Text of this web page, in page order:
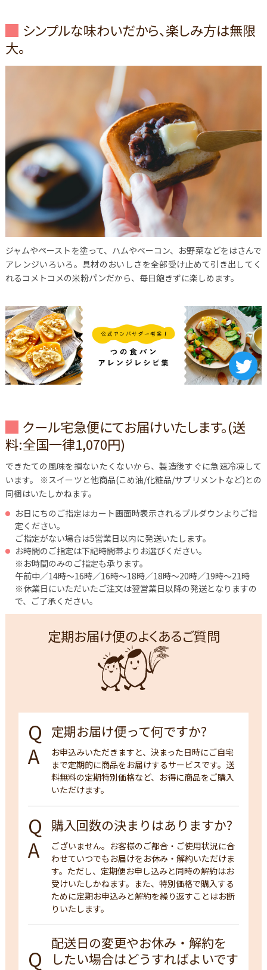
シンプルな味わいだから、楽しみ方は無限
大。
ジャムやペーストを塗って、ハムやベーコン、お野菜などをはさんで
アレンジいろいろ。具材のおいしさを全部受け止めて引き出してく
れるコメトコメの米粉パンだから、毎日飽きずに楽しめます。
クール宅急便にてお届けいたします。(送
料:全国一律1,070円)
できたての風味を損ないたくないから、製造後すぐに急速冷凍して
います。
※スイーツと他商品(こめ油/化粧品/サプリメントなど)との
同梱はいたしかねます。
お日にちのご指定はカート画面時表示されるプルダウンよりご指
定ください。
ご指定がない場合は5営業日以内に発送いたします。
お時間のご指定は下記時間帯よりお選びください。
※お時間のみのご指定も承ります。
午前中／14時～16時／16時～18時／18時～20時／19時～21時
※休業日にいただいたご注文は翌営業日以降の発送となりますの
で、ご了承ください。
定期お届け便のよくあるご質問
定期お届け便って何ですか?
お申込みいただきますと、決まった日時にご自宅
まで定期的に商品をお届けするサービスです。送
料無料の定期特別価格など、お得に商品をご購入
いただけます。
購入回数の決まりはありますか?
ございません。お客様のご都合・ご使用状況に合
わせていつでもお届けをお休み・解約いただけま
す。ただし、定期便お申し込みと同時の解約はお
受けいたしかねます。また、特別価格で購入する
ために定期お申込みと解約を繰り返すことはお断
りいたします。
配送日の変更やお休み・解約を
したい場合はどうすればよいです